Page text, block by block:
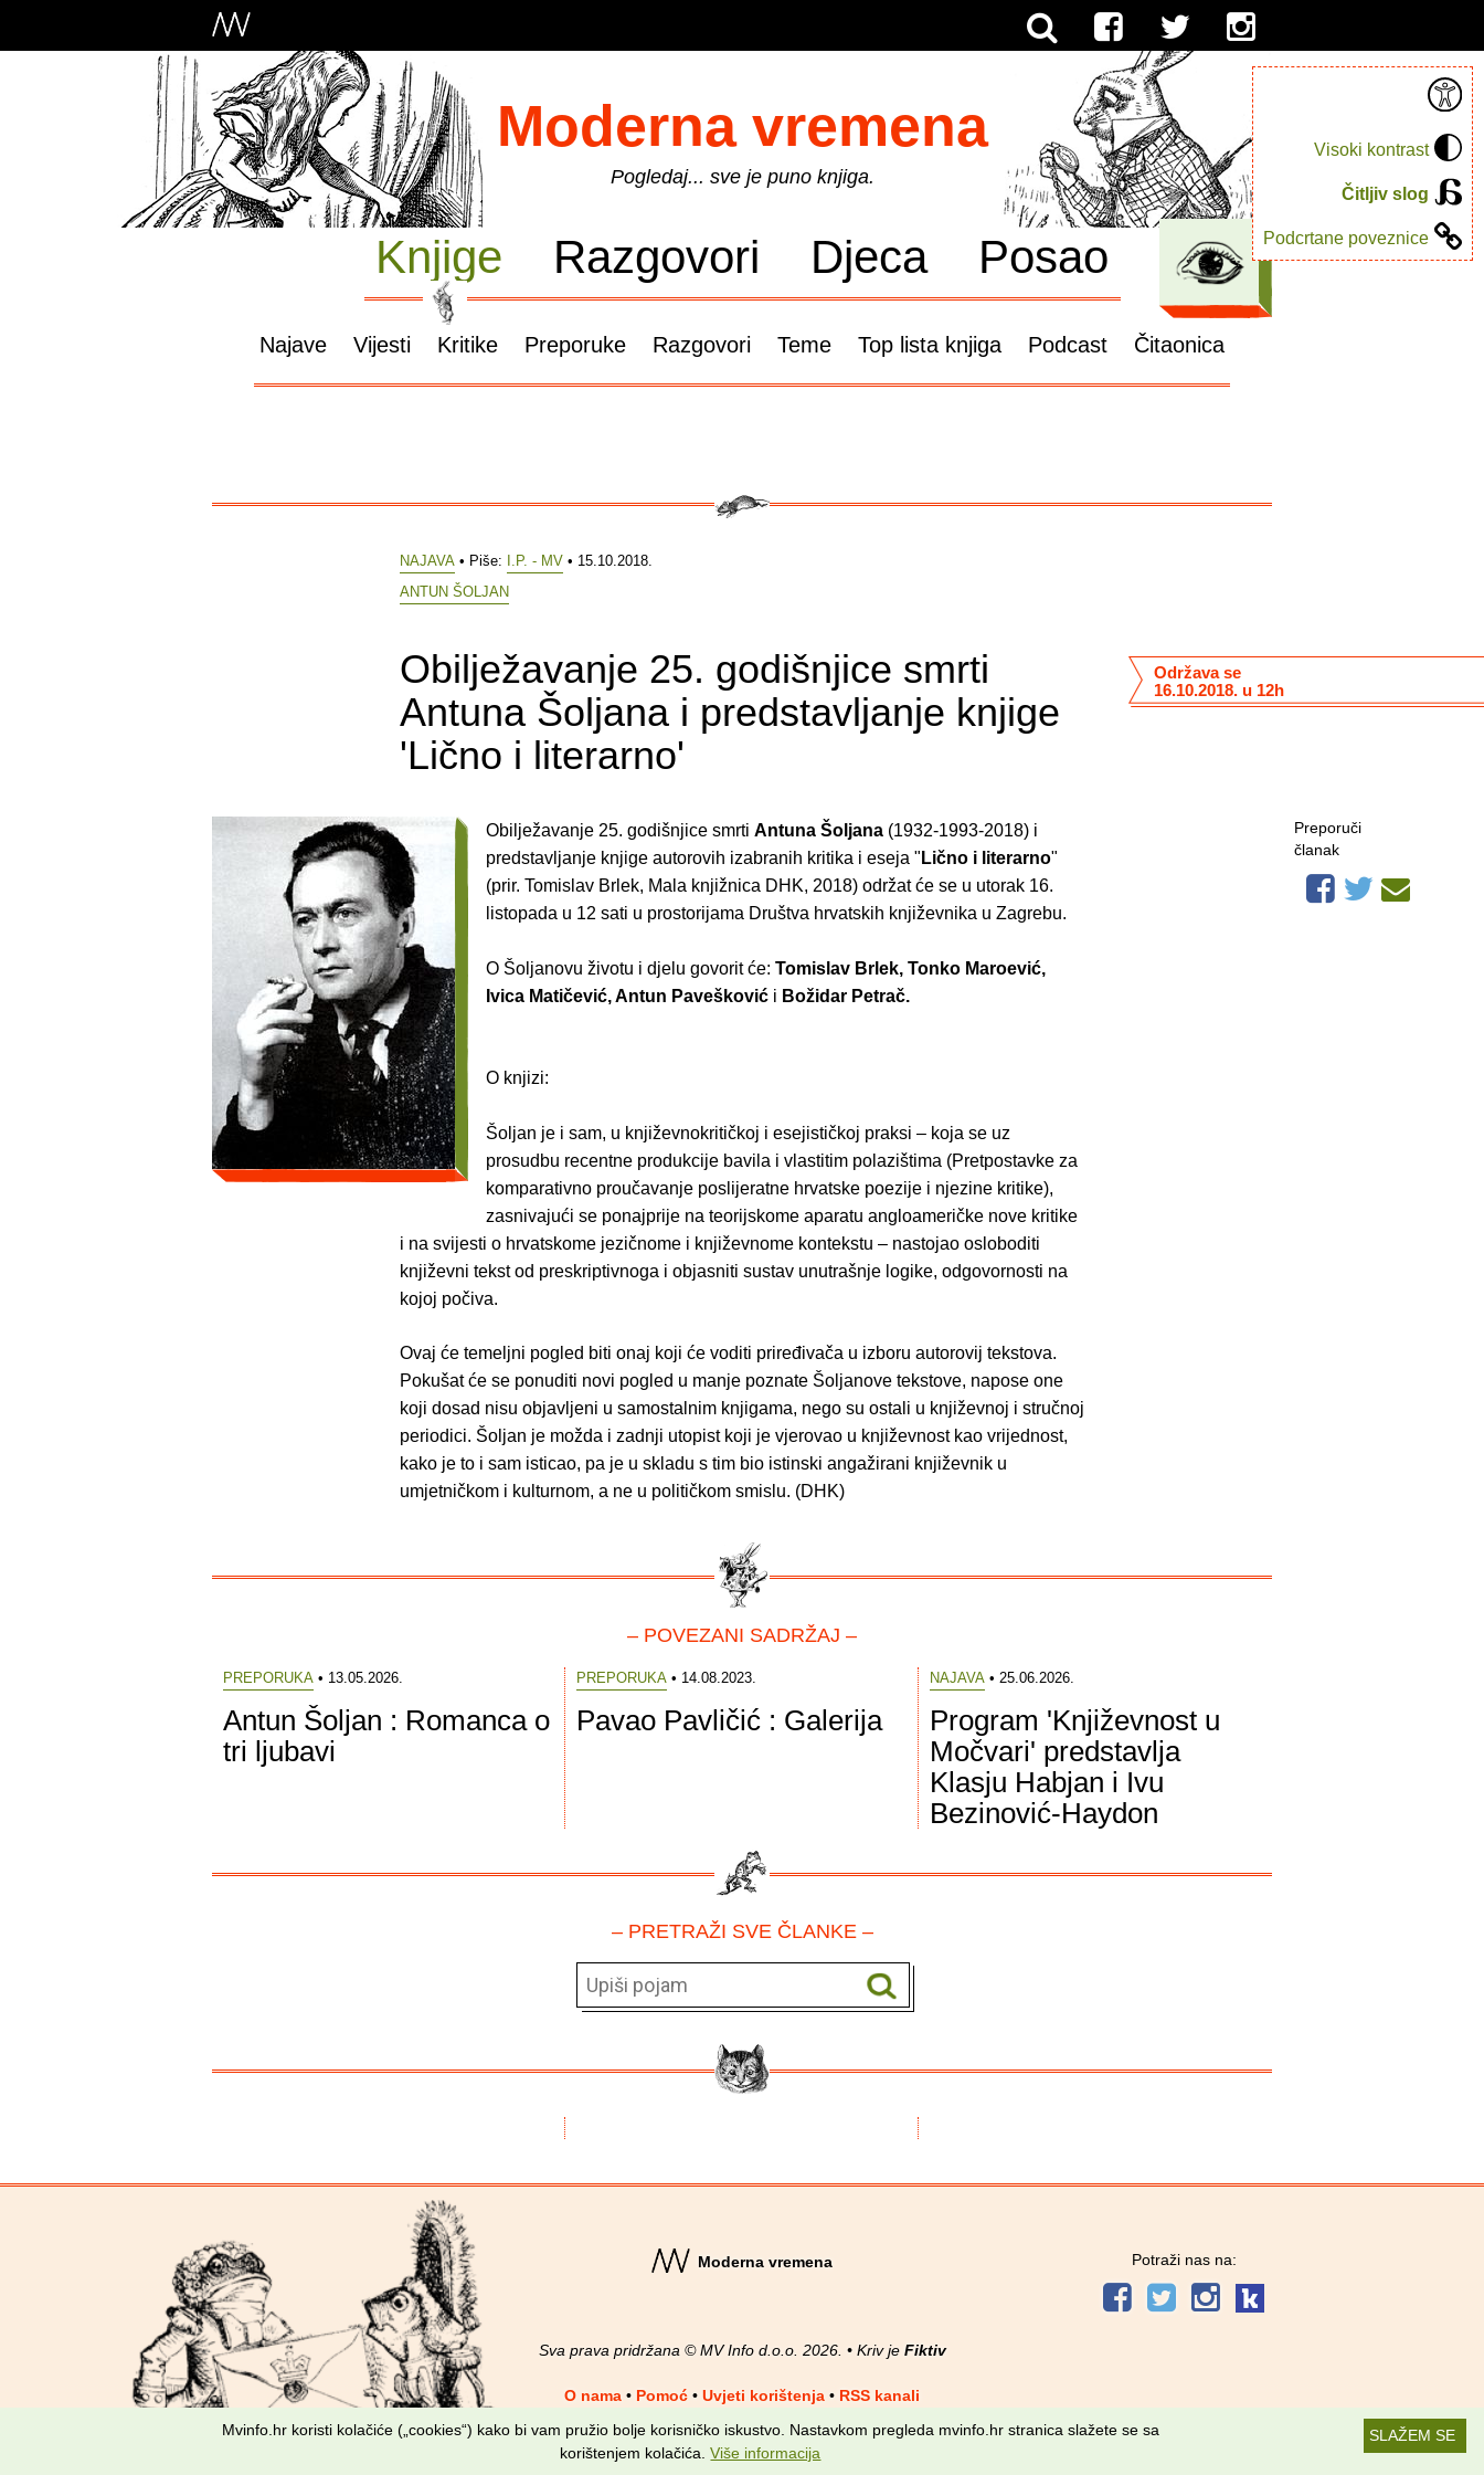
Visoki kontrast
Čitljiv slog
Podcrtane poveznice
Moderna vremena
Pogledaj... sve je puno knjiga.
Knjige Razgovori Djeca Posao
Najave Vijesti Kritike Preporuke Razgovori Teme Top lista knjiga Podcast Čitaonica
NAJAVA • Piše: I.P. - MV • 15.10.2018.
ANTUN ŠOLJAN
Obilježavanje 25. godišnjice smrti
Antuna Šoljana i predstavljanje knjige
'Lično i literarno'
Održava se
16.10.2018. u 12h
Obilježavanje 25. godišnjice smrti Antuna Šoljana (1932-1993-2018) i
predstavljanje knjige autorovih izabranih kritika i eseja " Lično i literarno"
(prir. Tomislav Brlek, Mala knjižnica DHK, 2018) održat će se u utorak 16.
listopada u 12 sati u prostorijama Društva hrvatskih književnika u Zagrebu.
O Šoljanovu životu i djelu govorit će: Tomislav Brlek, Tonko Maroević,
Ivica Matičević, Antun Pavešković i Božidar Petrač.
O knjizi:
Šoljan je i sam, u književnokritičkoj i esejističkoj praksi – koja se uz
prosudbu recentne produkcije bavila i vlastitim polazištima (Pretpostavke za
komparativno proučavanje poslijeratne hrvatske poezije i njezine kritike),
zasnivajući se ponajprije na teorijskome aparatu angloameričke nove kritike
i na svijesti o hrvatskome jezičnome i književnome kontekstu – nastojao osloboditi
književni tekst od preskriptivnoga i objasniti sustav unutrašnje logike, odgovornosti na
kojoj počiva.
Ovaj će temeljni pogled biti onaj koji će voditi priređivača u izboru autorovij tekstova.
Pokušat će se ponuditi novi pogled u manje poznate Šoljanove tekstove, napose one
koji dosad nisu objavljeni u samostalnim knjigama, nego su ostali u književnoj i stručnoj
periodici. Šoljan je možda i zadnji utopist koji je vjerovao u književnost kao vrijednost,
kako je to i sam isticao, pa je u skladu s tim bio istinski angažirani književnik u
umjetničkom i kulturnom, a ne u političkom smislu. (DHK)
Preporuči
članak
– POVEZANI SADRŽAJ –
PREPORUKA• 13.05.2026.
Antun Šoljan : Romanca o
tri ljubavi
PREPORUKA• 14.08.2023.
Pavao Pavličić : Galerija
NAJAVA• 25.06.2026.
Program 'Književnost u
Močvari' predstavlja
Klasju Habjan i Ivu
Bezinović-Haydon
– PRETRAŽI SVE ČLANKE –
Moderna vremena
Sva prava pridržana © MV Info d.o.o. 2026. • Kriv je Fiktiv
O nama • Pomoć • Uvjeti korištenja • RSS kanali
Potraži nas na:
SLAŽEM SE
Mvinfo.hr koristi kolačiće („cookies“) kako bi vam pružio bolje korisničko iskustvo. Nastavkom pregleda mvinfo.hr stranica slažete se sa
korištenjem kolačića.Više informacija